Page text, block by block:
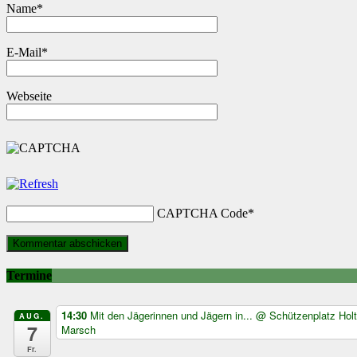
Name*
E-Mail*
Webseite
CAPTCHA Code*
Termine
AUG.
7
Fr.
14:30 Mit den Jägerinnen und Jägern in... @ Schützenplatz
Marsch